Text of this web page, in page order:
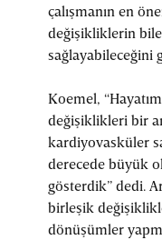
çalışmanın en
değişikliklerin
sağlayabileceğini
Koemel,
değişiklikleri bir
kardiyovasküler
derecede büyük
gösterdik” dedi.
birleşik
dönüşümler